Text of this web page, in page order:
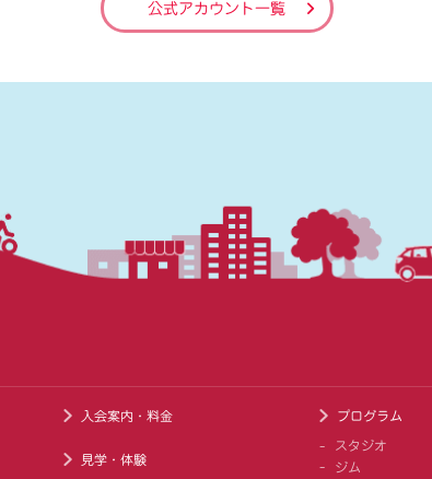
公式アカウント一覧
入会案内・料金
見学・体験
プログラム
スタジオ
ジム